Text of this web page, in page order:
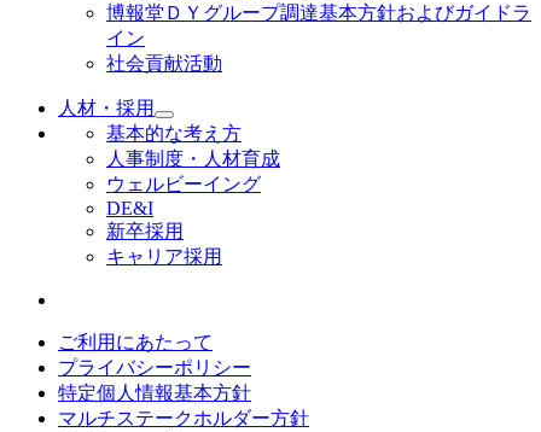
博報堂ＤＹグループ調達基本方針およびガイドラ
イン
社会貢献活動
人材・採用
基本的な考え方
人事制度・人材育成
ウェルビーイング
DE&I
新卒採用
キャリア採用
ご利用にあたって
プライバシーポリシー
特定個人情報基本方針
マルチステークホルダー方針